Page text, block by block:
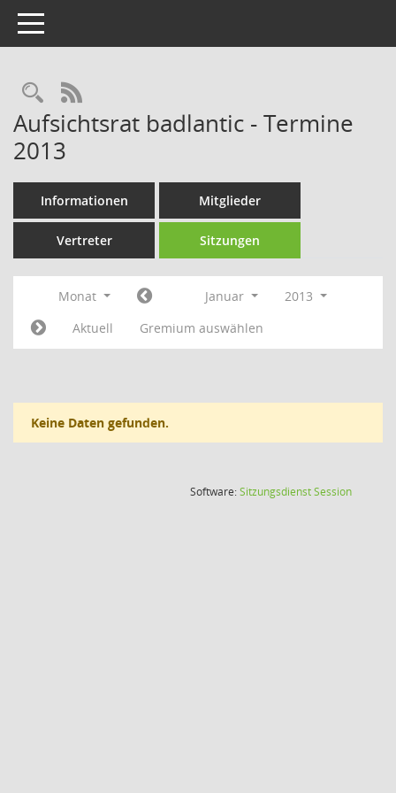
Toggle navigation
Rechercheauswahl
RSS-Feed
Aufsichtsrat badlantic - Termine
2013
Informationen Mitglieder
Vertreter Sitzungen
Monat Januar
2013
Aktuell
Gremium auswählen
Keine Daten gefunden.
Software:SitzungsdienstSession(Wird in